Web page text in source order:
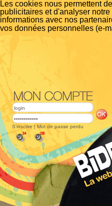
Les cookies nous permettent
publicitaires et d'analyser
informations avec nos
vos données personnelles (e-
S'inscrire | Mot de passe perdu